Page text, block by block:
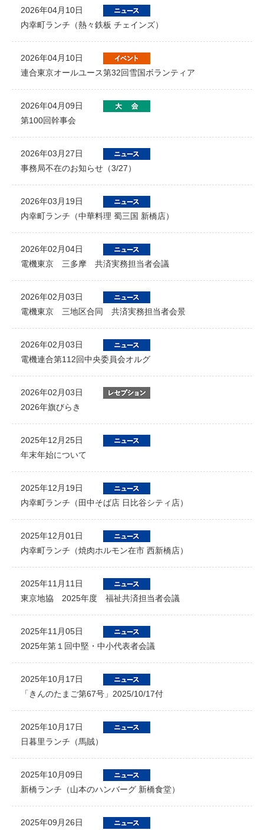
2026年04月10日
内幸町ランチ（熱々鉄板 チェインズ）
2026年04月10日
連合東京オールユース第32回雪国ボランティア
2026年04月09日
第100回幹事会
2026年03月27日
事務局不在のお知らせ（3/27）
2026年03月19日
内幸町ランチ（中華料理 蜀三国 新橋店）
2026年02月04日
電機東京 三多摩 共済実務担当者会議
2026年02月03日
電機東京 三地区合同 共済実務担当者会景
2026年02月03日
電機連合第112回中央委員会オルグ
2026年02月03日
2026年旗びらき
2025年12月25日
年末年始について
2025年12月19日
内幸町ランチ（田中そば店 日比谷シティ店）
2025年12月01日
内幸町ランチ（焼肉ホルモン在市 西新橋店）
2025年11月11日
東京地協 2025年度 福祉共済担当者会議
2025年11月05日
2025年第１回中堅・中小代表者会議
2025年10月17日
「きんのたまご第67号」2025/10/17付
2025年10月17日
日暮里ランチ（馬賊）
2025年10月09日
新橋ランチ（山本のハンバーグ 新橋食堂）
2025年09月26日